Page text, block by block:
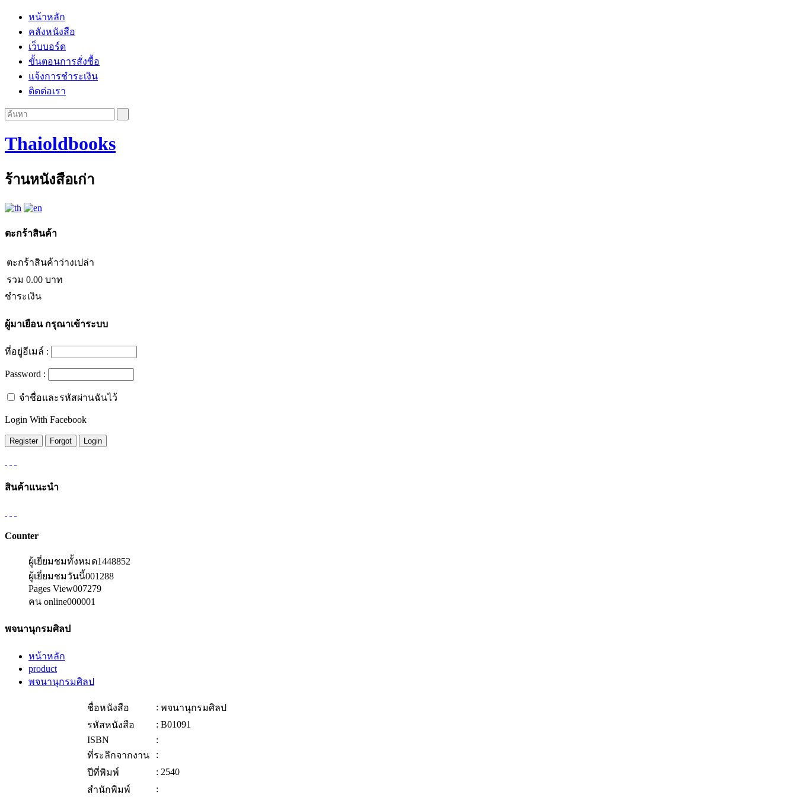
หน้าหลัก
คลังหนังสือ
เว็บบอร์ด
ขั้นตอนการสั่งซื้อ
แจ้งการชำระเงิน
ติดต่อเรา
Thaioldbooks
ร้านหนังสือเก่า
ตะกร้าสินค้า
ตะกร้าสินค้าว่างเปล่า
รวม 0.00 บาท
ชำระเงิน
ผู้มาเยือนกรุณาเข้าระบบ
ที่อยู่อีเมล์ :
Password :
จำชื่อและรหัสผ่านฉันไว้
Login With Facebook
สินค้าแนะนำ
Counter
ผู้เยี่ยมชมทั้งหมด1448852
ผู้เยี่ยมชมวันนี้001288
Pages View007279
คน online000001
พจนานุกรมศิลป
หน้าหลัก
product
พจนานุกรมศิลป
ชื่อหนังสือ : พจนานุกรมศิลป
รหัสหนังสือ
: B01091
ISBN
:
ที่ระลึกจากงาน
:
ปีที่พิมพ์
: 2540
สำนักพิมพ์
: